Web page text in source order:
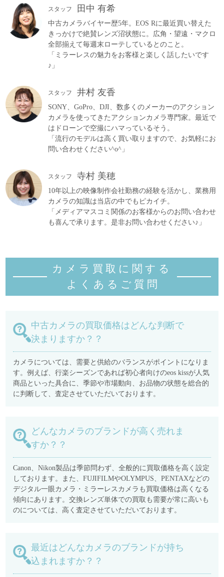
スタッフ 田中 有希
中古カメラバイヤー歴5年。EOS Rに最近買い替えた
きっかけで絶賛レンズ沼状態に。広角・望遠・マクロ
全部揃えて毎週末ローテしているとのこと。
「ミラーレスの魅力をお客様と楽しく話したいです
♪」
スタッフ 井村 友香
SONY、GoPro、DJI、数多くのメーカーのアクション
カメラを使ってきたアクションカメラ専門家。最近で
はドローンで空撮にハマっているそう。
「流行のモデルは高く買い取りますので、お気軽にお
問い合わせください^o^」
スタッフ 寺村 美穂
10年以上の映像制作会社勤務の経験を活かし、業務用
カメラの知識は当店の中でもピカイチ。
「メディアマスコミ関係のお客様からのお問い合わせ
も喜んで承ります。是非お問い合わせください♪」
カメラ買取に関する
よくあるご質 問
中古カメラの買取価格はどんな判断で
決まりますか？？
カメラについては、需要と供給のバランスがポイントになりま
す。例えば、行楽シーズンであれば初心者向けのeos kissが人気
商品といった具合に、季節や市場動向、お品物の状態を総合的
に判断して、査定させていただいております。
どんなカメラのブランドが高く売れま
すか？？
Canon、Nikon製品は季節問わず、全般的に買取価格を高く設定
しております。また、FUJIFILMやOLYMPUS、PENTAXなどの
デジタル一眼カメラ・ミラーレスカメラも買取価格は高くなる
傾向にあります。交換レンズ単体での買取も需要が常に高いも
のについては、高く査定させていただいております。
最近はどんなカメラのブランドが持ち
込まれますか？？